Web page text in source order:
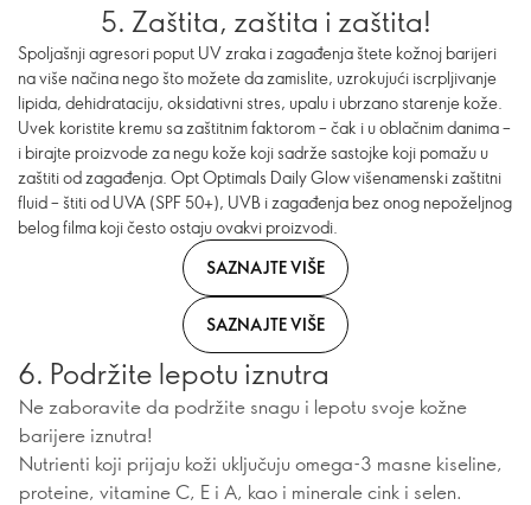
5. Zaštita, zaštita i zaštita!
Spoljašnji agresori poput UV zraka i zagađenja štete kožnoj barijeri
na više načina nego što možete da zamislite, uzrokujući iscrpljivanje
lipida, dehidrataciju, oksidativni stres, upalu i ubrzano starenje kože.
Uvek koristite kremu sa zaštitnim faktorom – čak i u oblačnim danima –
i birajte proizvode za negu kože koji sadrže sastojke koji pomažu u
zaštiti od zagađenja. Opt Optimals Daily Glow višenamenski zaštitni
fluid – štiti od UVA (SPF 50+), UVB i zagađenja bez onog nepoželjnog
belog filma koji često ostaju ovakvi proizvodi.
SAZNAJTE VIŠE
SAZNAJTE VIŠE
6. Podržite lepotu iznutra
Ne zaboravite da podržite snagu i lepotu svoje kožne
barijere iznutra!
Nutrienti koji prijaju koži uključuju omega-3 masne kiseline,
proteine, vitamine C, E i A, kao i minerale cink i selen.